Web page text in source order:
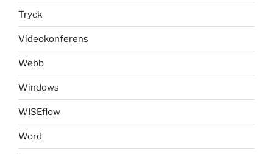
Tryck
Videokonferens
Webb
Windows
WISEflow
Word